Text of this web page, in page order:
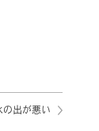
の出が悪い